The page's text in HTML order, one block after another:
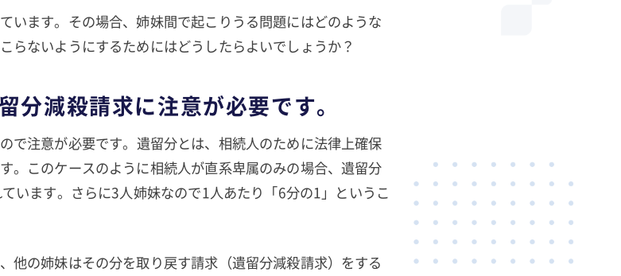
います。その場合、姉妹間で起こりうる問題にはどのような
らないようにするためにはどうしたらよいでしょうか？
分減殺請求に注意が必要です。
で注意が必要です。遺留分とは、相続人のために法律上確保
。このケースのように相続人が直系卑属のみの場合、遺留分
います。さらに3人姉妹なので1人あたり「6分の1」というこ
他の姉妹はその分を取り戻す請求（遺留分減殺請求）をする